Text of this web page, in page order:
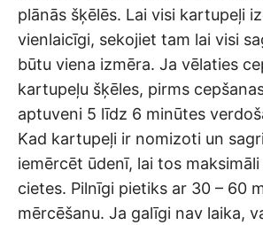
plānās šķēlēs. Lai visi kartupeļi
vienlaicīgi, sekojiet tam lai visi
būtu viena izmēra. Ja vēlaties
kartupeļu šķēles, pirms
aptuveni 5 līdz 6 minūtes
Kad kartupeļi ir nomizoti un
iemērcēt ūdenī, lai tos
cietes. Pilnīgi pietiks ar 30 – 60
mērcēšanu. Ja galīgi nav laika,